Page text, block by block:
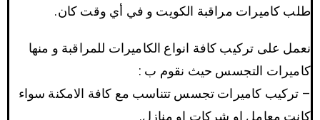
طلب كاميرات مراقبة الكويت و في أي وقت كان.
نعمل على تركيب كافة انواع الكاميرات للمراقبة و منها
كاميرات التجسس حيث نقوم ب :
– تركيب كاميرات تجسس تتناسب مع كافة الامكنة سواء
كانت معامل او شركات او منازل.